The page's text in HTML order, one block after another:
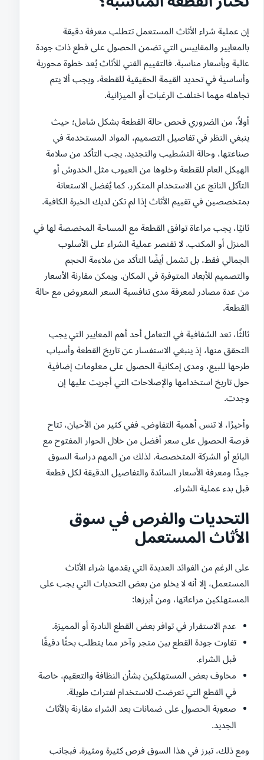
إن عملية شراء الأثاث المستعمل تتطلب معرفة دقيقة
بالمعايير والمقاييس التي تضمن الحصول على قطع ذات جودة
عالية وبأسعار مناسبة. فالتقييم الفني للأثاث يُعد خطوة محورية
وأساسية في تحديد القيمة الحقيقية للقطعة، ويجب ألا يتم
تجاهله مهما اختلفت الرغبات أو الميزانية.
أولاً، من الضروري فحص حالة القطعة بشكل شامل؛ حيث
ينبغي النظر في تفاصيل التصميم، المواد المستخدمة في
صناعتها، وحالة التشطيب والتجديد. يجب التأكد من سلامة
الهيكل العام للقطعة وخلوها من العيوب مثل الخدوش أو
التآكل الناتج عن الاستخدام المتكرر. كما يُفضل الاستعانة
بمتخصصين في تقييم الأثاث إذا لم تكن لديك الخبرة الكافية.
ثانيًا، يجب مراعاة توافق القطعة مع المساحة المخصصة لها في
المنزل أو المكتب. لا تقتصر عملية الشراء على الأسلوب
الجمالي فقط، بل تشمل أيضًا التأكد من ملاءمة الحجم
والتصميم للأبعاد المتوفرة في المكان. ويمكن مقارنة الأسعار
من عدة مصادر لمعرفة مدى تنافسية السعر المعروض مع حالة
القطعة.
ثالثًا، تعد الشفافية في التعامل أحد أهم المعايير التي يجب
التحقق منها، إذ ينبغي الاستفسار عن تاريخ القطعة وأسباب
طرحها للبيع، ومدى إمكانية الحصول على معلومات إضافية
حول تاريخ استخدامها والإصلاحات التي أجريت عليها إن
وجدت.
وأخيرًا، لا تنس أهمية التفاوض. ففي كثير من الأحيان، تتاح
فرصة الحصول على سعر أفضل من خلال الحوار المفتوح مع
البائع أو الشركة المتخصصة. لذلك من المهم دراسة السوق
جيدًا ومعرفة الأسعار السائدة والتفاصيل الدقيقة لكل قطعة
قبل بدء عملية الشراء.
التحديات والفرص في سوق
الأثاث المستعمل
على الرغم من الفوائد العديدة التي يقدمها شراء الأثاث
المستعمل، إلا أنه لا يخلو من بعض التحديات التي يجب على
المستهلكين مراعاتها، ومن أبرزها:
عدم الاستقرار في توافر بعض القطع النادرة أو المميزة.
تفاوت جودة القطع بين متجر وآخر مما يتطلب بحثًا دقيقًا
قبل الشراء.
مخاوف بعض المستهلكين بشأن النظافة والتعقيم، خاصة
في القطع التي تعرضت للاستخدام لفترات طويلة.
صعوبة الحصول على ضمانات بعد الشراء مقارنة بالأثاث
الجديد.
ومع ذلك، تبرز في هذا السوق فرص كثيرة ومثيرة. فبجانب